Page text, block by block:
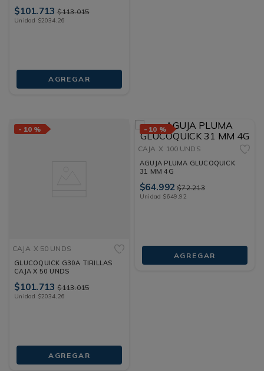
CAJA X 50 UNDS
$101.713 $113.015
Unidad $2034,26
AGREGAR
- 10 %
CAJA X 50 UNDS
GLUCOQUICK G30A TIRILLAS
CAJA X 50 UNDS
$101.713 $113.015
Unidad $2034,26
AGREGAR
- 10 %
CAJA X 100 UNDS
AGUJA PLUMA GLUCOQUICK
31 MM 4G
$64.992 $72.213
Unidad $649,92
AGREGAR